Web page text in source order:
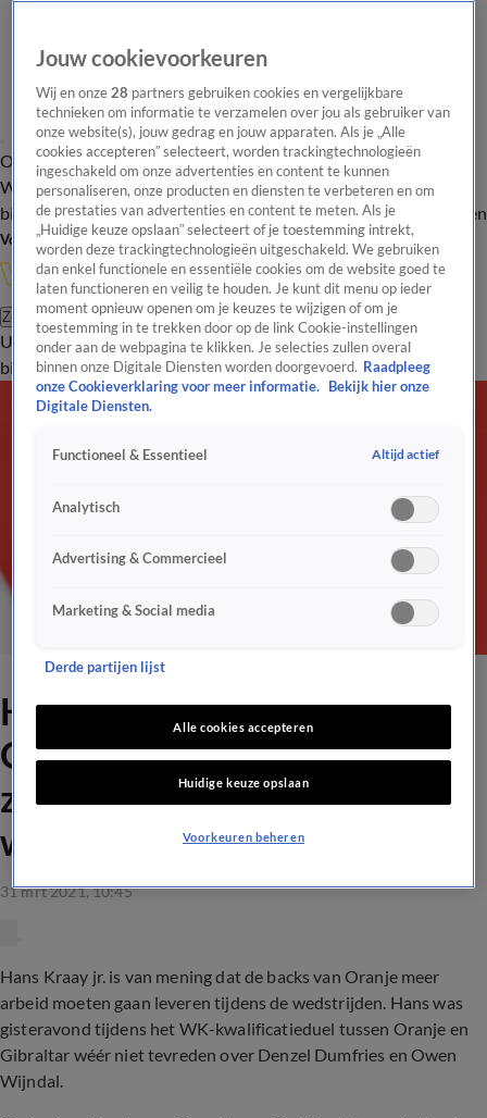
Overzicht Onze programma's Uitzendingen Onze gezichten
In de
WandelgangenInterviewsUitzending
bijwonenPodcastShopVeelgestelde vragenKijkersvraag insturen
Volg Vandaag Inside
Zoeken
UitzendingenVandaag InsideDe OranjezomerShopUitzending
bijwonen
Hans Kraay jr. kritisch op
Oranje-verdediging: 'Die zijn
zéér, zéér matig afgelopen
wedstrijden'
31 mrt 2021, 10:45
Hans Kraay jr. is van mening dat de backs van Oranje meer
arbeid moeten gaan leveren tijdens de wedstrijden. Hans was
gisteravond tijdens het WK-kwalificatieduel tussen Oranje en
Gibraltar wéér niet tevreden over Denzel Dumfries en Owen
Wijndal.
Jouw cookievoorkeuren
Wij en onze28 partners gebruiken cookies en vergelijkbare
technieken om informatie te verzamelen over jou als gebruiker van
onze website(s), jouw gedrag en jouw apparaten. Als je „Alle
cookies accepteren” selecteert, worden trackingtechnologieën
ingeschakeld om onze advertenties en content te kunnen
personaliseren, onze producten en diensten te verbeteren en om
de prestaties van advertenties en content te meten. Als je
„Huidige keuze opslaan” selecteert of je toestemming intrekt,
worden deze trackingtechnologieën uitgeschakeld. We gebruiken
dan enkel functionele en essentiële cookies om de website goed te
laten functioneren en veilig te houden. Je kunt dit menu op ieder
moment opnieuw openen om je keuzes te wijzigen of om je
toestemming in te trekken door op de link Cookie-instellingen
onder aan de webpagina te klikken. Je selecties zullen overal
binnen onze Digitale Diensten worden doorgevoerd. Raadpleeg
onze Cookieverklaring voor meer informatie.
Bekijk hier onze
Digitale Diensten.
Functioneel & Essentieel Altijd actief
Analytisch
Advertising & Commercieel
Marketing & Social media
Derde partijen lijst
Alle cookies accepteren
Huidige keuze opslaan
Voorkeuren beheren